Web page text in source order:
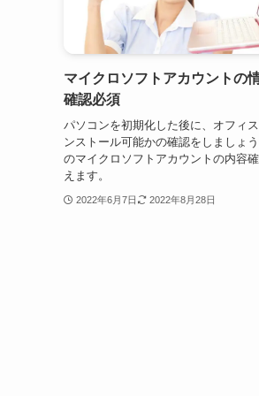
マイクロソフトアカウントの
確認必須
パソコンを初期化した後に、オフィ
ンストール可能かの確認をしましょ
のマイクロソフトアカウントの内容
えます。
2022年6月7日 2022年8月28日